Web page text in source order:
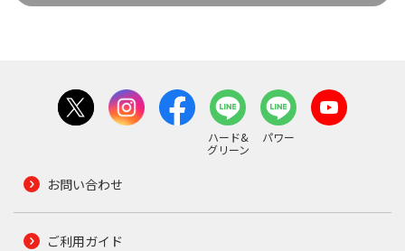
ハード&
グリーン
パワー
お問い合わせ
ご利用ガイド